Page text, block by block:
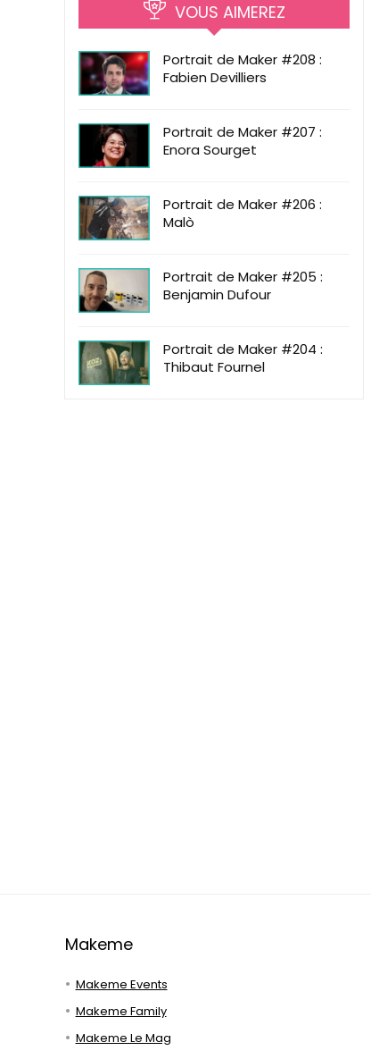
VOUS AIMEREZ
Portrait de Maker #208 :
Fabien Devilliers
Portrait de Maker #207 :
Enora Sourget
Portrait de Maker #206 :
Malò
Portrait de Maker #205 :
Benjamin Dufour
Portrait de Maker #204 :
Thibaut Fournel
Makeme
Makeme Events
Makeme Family
Makeme Le Mag